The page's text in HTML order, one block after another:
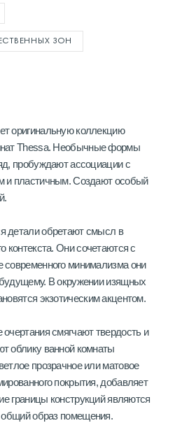
ЗОН
оригинальную коллекцию
Thessa. Необычные формы
пробуждают ассоциации с
и пластичным. Создают особый
детали обретают смысл в
контекста. Они сочетаются с
минимализма они
В окружении изящных
экзотическим акцентом.
смягчают твердость и
облику ванной комнаты
прозрачное или матовое
покрытия, добавляет
границы конструкций являются
общий образ помещения.